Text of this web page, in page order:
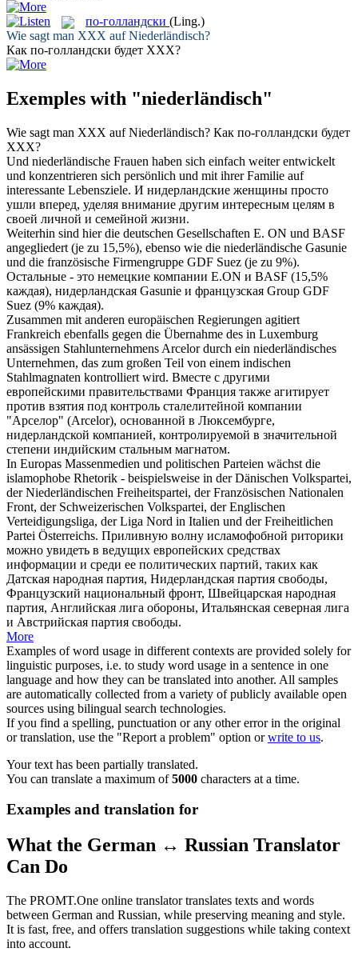
по-голландски (Ling.)
Wie sagt man XXX aufNiederländisch?
Как по-голландски будет XXX?
Exemples with "niederländisch"
Wie sagt man XXX aufNiederländisch? Как по-голландски будет
XXX?
Und niederländische Frauen haben sich einfach weiter entwickelt
und konzentrieren sich persönlich und mit ihrer Familie auf
interessante Lebensziele. И нидерландские женщины просто
ушли вперед, уделяя внимание другим интересным целям в
своей личной и семейной жизни.
Weiterhin sind hier die deutschen Gesellschaften E. ON und BASF
angegliedert (je zu 15,5%), ebenso wie die niederländische Gasunie
und die französische Firmengruppe GDF Suez (je zu 9%).
Остальные - это немецкие компании E.ON и BASF (15,5%
каждая), нидерландская Gasunie и французская Group GDF
Suez (9% каждая).
Zusammen mit anderen europäischen Regierungen agitiert
Frankreich ebenfalls gegen die Übernahme des in Luxemburg
ansässigen Stahlunternehmens Arcelor durch ein niederländisches
Unternehmen, das zum großen Teil von einem indischen
Stahlmagnaten kontrolliert wird. Вместе с другими
европейскими правительствами Франция также агитирует
против взятия под контроль сталелитейной компании
"Арселор" (Arcelor), основанной в Люксембурге,
нидерландской компанией, контролируемой в значительной
степени индийским стальным магнатом.
In Europas Massenmedien und politischen Parteien wächst die
islamophobe Rhetorik - beispielsweise in der Dänischen Volkspartei,
derNiederländischen Freiheitspartei, der Französischen Nationalen
Front, der Schweizerischen Volkspartei, der Englischen
Verteidigungsliga, der Liga Nord in Italien und der Freiheitlichen
Partei Österreichs. Приливную волну исламофобной риторики
можно увидеть в ведущих европейских средствах
информации и среди ее политических партий, таких как
Датская народная партия, Нидерландская партия свободы,
Французский национальный фронт, Швейцарская народная
партия, Английская лига обороны, Итальянская северная лига
и Австрийская партия свободы.
More
Examples of word usage in different contexts are provided solely for
linguistic purposes, i.e. to study word usage in a sentence in one
language and how they can be translated into another. All samples
are automatically collected from a variety of publicly available open
sources using bilingual search technologies.
If you find a spelling, punctuation or any other error in the original
or translation, use the "Report a problem" option orwrite to us.
Your text has been partially translated.
You can translate a maximum of5000 characters at a time.
Examples and translation for
What the German ↔ Russian Translator
Can Do
The PROMT.One online translator translates texts and words
between German and Russian, while preserving meaning and style.
It is fast, free, and offers translation suggestions while taking context
into account.